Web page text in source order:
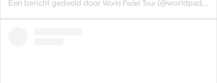
Een bericht gedeeld door World Padel Tour (@worldpadeltour_oficial) op